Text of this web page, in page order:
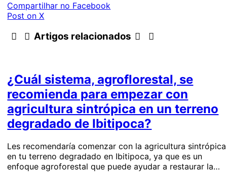
Compartilhar no Facebook
Post on X
Artigos relacionados
¿Cuál sistema, agroflorestal, se
recomienda para empezar con
agricultura sintrópica en un terreno
degradado de Ibitipoca?
Les recomendaría comenzar con la agricultura sintrópica
en tu terreno degradado en Ibitipoca, ya que es un
enfoque agroforestal que puede ayudar a restaurar la…